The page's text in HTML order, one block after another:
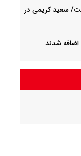
سعید کریمی در